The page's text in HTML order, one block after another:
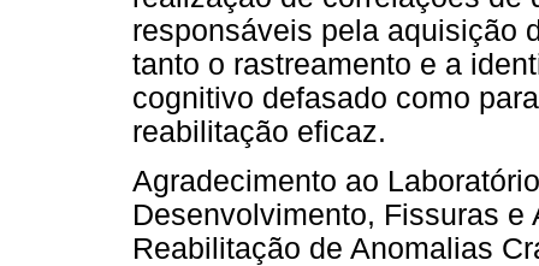
responsáveis pela aquisição
tanto o rastreamento e a
cognitivo defasado como
reabilitação eficaz.
Agradecimento ao
Desenvolvimento, Fissuras
Reabilitação de Anomalias